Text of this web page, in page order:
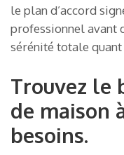
le plan d’accord
professionnel avant
sérénité totale quant
Trouvez le
de maison
besoins.